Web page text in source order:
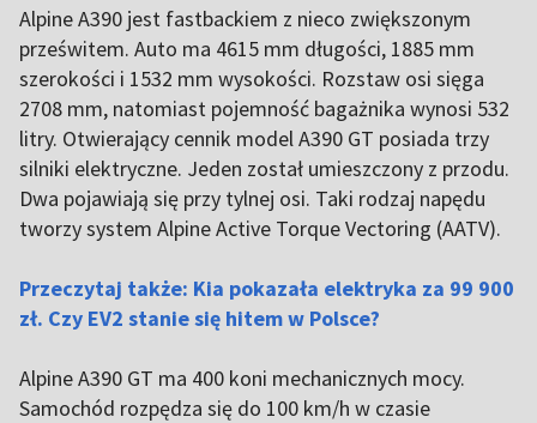
Alpine A390 jest fastbackiem z nieco zwiększonym
prześwitem. Auto ma 4615 mm długości, 1885 mm
szerokości i 1532 mm wysokości. Rozstaw osi sięga
2708 mm, natomiast pojemność bagażnika wynosi 532
litry. Otwierający cennik model A390 GT posiada trzy
silniki elektryczne. Jeden został umieszczony z przodu.
Dwa pojawiają się przy tylnej osi. Taki rodzaj napędu
tworzy system Alpine Active Torque Vectoring (AATV).
Przeczytaj także: Kia pokazała elektryka za 99 900
zł. Czy EV2 stanie się hitem w Polsce?
Alpine A390 GT ma 400 koni mechanicznych mocy.
Samochód rozpędza się do 100 km/h w czasie